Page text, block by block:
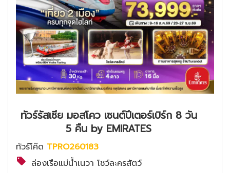
ทัวร์รัสเซีย มอสโคว เซนต์ปีเตอร์เบิร์ก 8 วัน
5 คืน by EMIRATES
ทัวร์โค๊ด TPRO260183
ล่องเรือแม่น้ำเนวา โชว์ละครสัตว์